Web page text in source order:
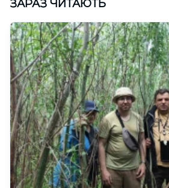
ЗАРАЗ ЧИТАЮТЬ